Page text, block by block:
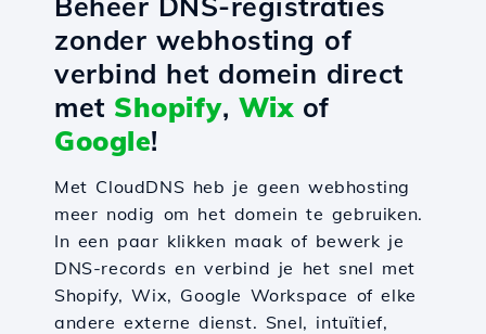
zonder webhosting of
verbind het domein direct
met Shopify, Wixof
Google!
Met CloudDNS heb je geen webhosting
meer nodig om het domein te gebruiken.
In een paar klikken maak of bewerk je
DNS-records en verbind je het snel met
Shopify, Wix, Google Workspace of elke
andere externe dienst. Snel, intuïtief,